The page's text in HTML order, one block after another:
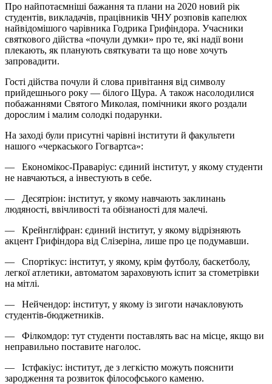
Про найпотаємніші бажання та плани на 2020 новий рік
студентів, викладачів, працівників ЧНУ розповів капелюх
найвідомішого чарівника Годрика Грифіндора. Учасники
святкового дійства «почули думки» про те, які надії вони
плекають, як планують святкувати та що нове хочуть
запровадити.
Гості дійства почули й слова привітання від символу
прийдешнього року — білого Щура. А також насолодилися
побажаннями Святого Миколая, помічники якого роздали
дорослим і малим солодкі подарунки.
На заході були присутні чарівні інститути й факультети
нашого «черкаського Гогвартса»:
— Економікос-Праваріус: єдиний інститут, у якому студенти
не навчаються, а інвестують в себе.
— Десятріон: інститут, у якому навчають заклинань
людяності, ввічливості та обізнаності для малечі.
— Крейнгліфран: єдиний інститут, у якому відрізняють
акцент Грифіндора від Слізеріна, лише про це подумавши.
— Спортікус: інститут, у якому, крім футболу, баскетболу,
легкої атлетики, автоматом зараховують іспит за стометрівки
на мітлі.
— Нейчендор: інститут, у якому із зиготи начакловують
студентів-бюджетників.
— Філкомдор: тут студенти поставлять вас на місце, якщо ви
неправильно поставите наголос.
— Істфакіус: інститут, де з легкістю можуть пояснити
зародження та розвиток філософського каменю.